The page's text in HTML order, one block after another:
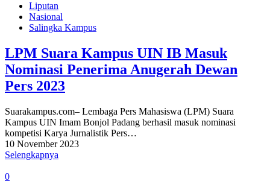
Liputan
Nasional
Salingka Kampus
LPM Suara Kampus UIN IB Masuk
Nominasi Penerima Anugerah Dewan
Pers 2023
Suarakampus.com– Lembaga Pers Mahasiswa (LPM) Suara
Kampus UIN Imam Bonjol Padang berhasil masuk nominasi
kompetisi Karya Jurnalistik Pers…
10 November 2023
Selengkapnya
0